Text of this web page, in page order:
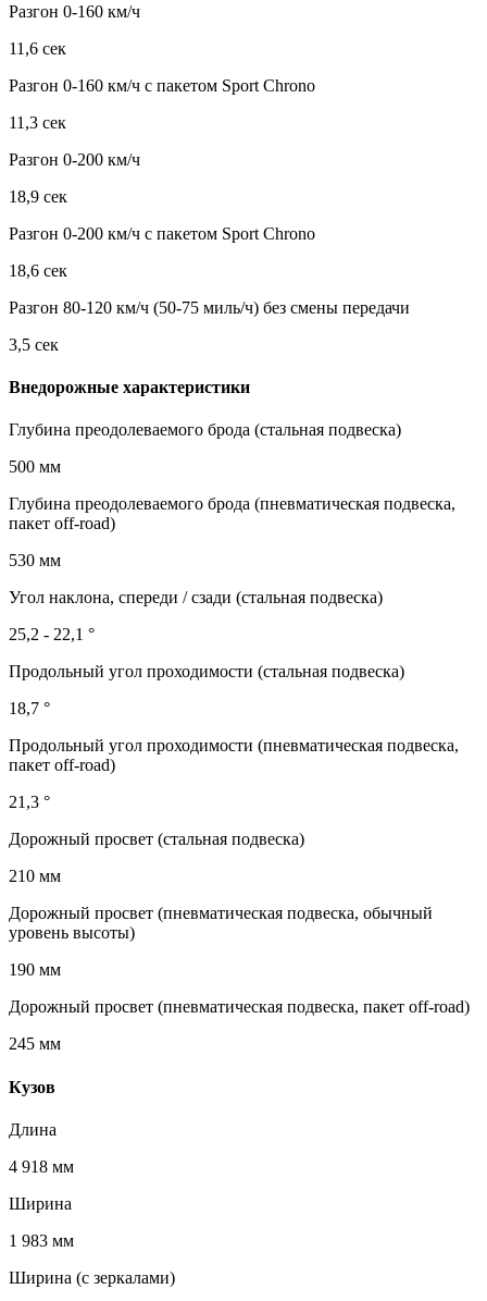
Разгон 0-160 км/ч
11,6 сек
Разгон 0-160 км/ч с пакетом Sport Chrono
11,3 сек
Разгон 0-200 км/ч
18,9 сек
Разгон 0-200 км/ч с пакетом Sport Chrono
18,6 сек
Разгон 80-120 км/ч (50-75 миль/ч) без смены передачи
3,5 сек
Внедорожные характеристики
Глубина преодолеваемого брода (стальная подвеска)
500 мм
Глубина преодолеваемого брода (пневматическая подвеска,
пакет off-road)
530 мм
Угол наклона, спереди / сзади (стальная подвеска)
25,2 - 22,1 °
Продольный угол проходимости (стальная подвеска)
18,7 °
Продольный угол проходимости (пневматическая подвеска,
пакет off-road)
21,3 °
Дорожный просвет (стальная подвеска)
210 мм
Дорожный просвет (пневматическая подвеска, обычный
уровень высоты)
190 мм
Дорожный просвет (пневматическая подвеска, пакет off-road)
245 мм
Кузов
Длина
4 918 мм
Ширина
1 983 мм
Ширина (с зеркалами)